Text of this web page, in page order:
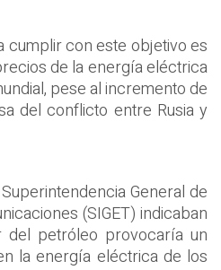
cumplir con este objetivo es
de la energía eléctrica
pese al incremento de
del conflicto entre Rusia y
General de
(SIGET) indicaban
petróleo provocaría un
la energía eléctrica de los